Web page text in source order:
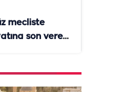
mecliste
son veren